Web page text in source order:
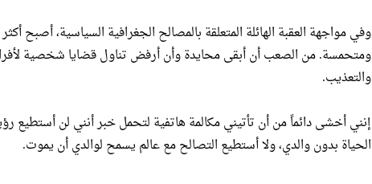
وفي مواجهة العقبة الهائلة المتعلقة بالمصالح الجغرافية السياسية، أصبح
ومتحمسة. من الصعب أن أبقى محايدة وأن أرفض تناول قضايا شخصية
والتعذيب.
إنني أخشى دائماً من أن تأتيني مكالمة هاتفية لتحمل خبر أنني لن أستطيع
الحياة بدون والدي، ولا أستطيع التصالح مع عالم يسمح لوالدي أن يموت.